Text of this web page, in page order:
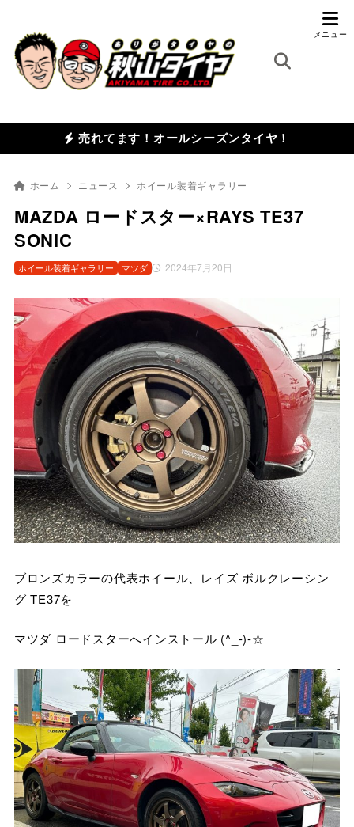
売れてます！オールシーズンタイヤ！
ホーム ニュース ホイール装着ギャラリー
MAZDA ロードスター×RAYS TE37
SONIC
2024年7月20日
ホイール装着ギャラリー マツダ
ブロンズカラーの代表ホイール、レイズ ボルクレーシン
グ TE37を
マツダ ロードスターへインストール (^_-)-☆